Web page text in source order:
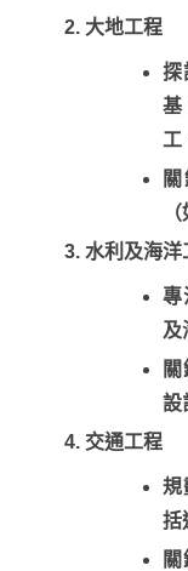
大地工程
探
基
工
水利及海洋
專
及
設
交通工程
規
括